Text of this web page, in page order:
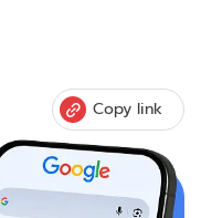
Copy link